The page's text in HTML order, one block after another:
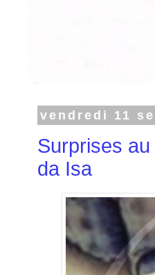
vendredi 11
Surprises
da Isa